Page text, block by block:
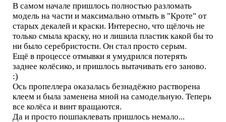
В самом начале пришлось полностью разломать
модель на части и максимально отмыть в "Кроте" от
старых декалей и краски. Интересно, что щёлочь не
только смыла краску, но и лишила пластик какой бы то
ни было серебристости. Он стал просто серым.
Ещё в процессе отмывки я умудрился потерять
заднее колёсико, и пришлось вытачивать его заново.
:)
Ось пропеллера оказалась безнадёжно растворена
клеем и была заменена мной на самодельную. Теперь
все колёса и винт вращаются.
Да и просто пошпаклевать пришлось немало...